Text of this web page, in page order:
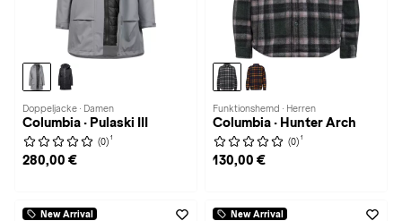
Doppeljacke · Damen
Columbia · Pulaski III
(0) 1
280,00 €
Funktionshemd · Herren
Columbia · Hunter Arch
(0) 1
130,00 €
New Arrival New Arrival